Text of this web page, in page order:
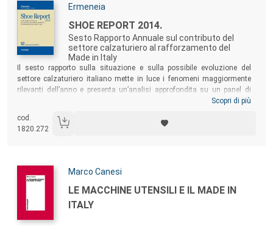
Autori:
Ermeneia
Titolo:
SHOE REPORT 2014.
Sesto Rapporto Annuale sul contributo del
settore calzaturiero al rafforzamento del
Made in Italy
Sommario:
Il sesto rapporto sulla situazione e sulla possibile evoluzione del
settore calzaturiero italiano mette in luce i fenomeni maggiormente
rilevanti dell’anno e presenta un’analisi approfondita su un panel di
imprese. Si esaminano in tal modo i comportamenti di queste ultime
l’andamento degli ordinativi, del fatturato, del clima di fiducia,
dell’occupazione e degli investimenti.
Scopri di più
cod.
1820.272
Autori:
Marco Canesi
Titolo:
LE MACCHINE UTENSILI E IL MADE IN
ITALY